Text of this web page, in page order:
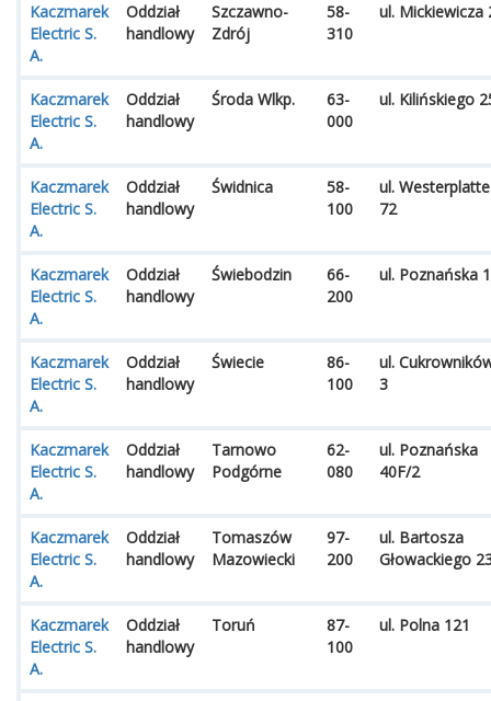
Kaczmarek
Electric S.
A.
Oddział
handlowy
Szczawno-
Zdrój
58-
310
ul. Mickiewicza
Kaczmarek
Electric S.
A.
Oddział
handlowy
Środa Wlkp.
63-
000
ul. Kilińskiego
Kaczmarek
Electric S.
A.
Oddział
handlowy
Świdnica
58-
100
ul. Westerplatte
72
Kaczmarek
Electric S.
A.
Oddział
handlowy
Świebodzin
66-
200
ul. Poznańska 1
Kaczmarek
Electric S.
A.
Oddział
handlowy
Świecie
86-
100
ul.
3
Kaczmarek
Electric S.
A.
Oddział
handlowy
Tarnowo
Podgórne
62-
080
ul. Poznańska
40F/2
Kaczmarek
Electric S.
A.
Oddział
handlowy
Tomaszów
Mazowiecki
97-
200
ul. Bartosza
Głowackiego
Kaczmarek
Electric S.
A.
Oddział
handlowy
Toruń
87-
100
ul. Polna 121